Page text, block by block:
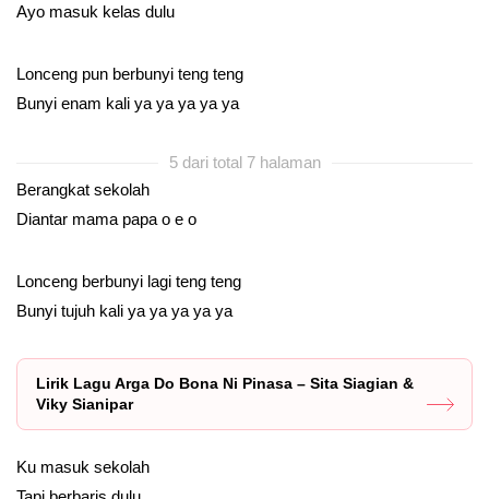
Ayo masuk kelas dulu
Lonceng pun berbunyi teng teng
Bunyi enam kali ya ya ya ya ya
5 dari total 7 halaman
Berangkat sekolah
Diantar mama papa o e o
Lonceng berbunyi lagi teng teng
Bunyi tujuh kali ya ya ya ya ya
Lirik Lagu Arga Do Bona Ni Pinasa – Sita Siagian &
Viky Sianipar
Ku masuk sekolah